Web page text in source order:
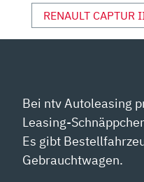
ANZEIGEN
RENAULT CAPTUR
Bei ntv Autoleasing
Leasing-
Es gibt
Gebrauchtwagen.